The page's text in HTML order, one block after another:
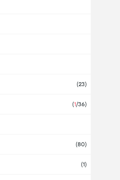
(23)
(1/36)
(80)
(1)